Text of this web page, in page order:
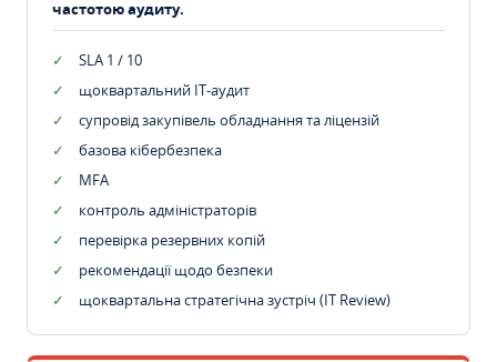
частотою аудиту.
SLA 1 / 10
щоквартальний IT-аудит
супровід закупівель обладнання та ліцензій
базова кібербезпека
MFA
контроль адміністраторів
перевірка резервних копій
рекомендації щодо безпеки
щоквартальна стратегічна зустріч (IT Review)